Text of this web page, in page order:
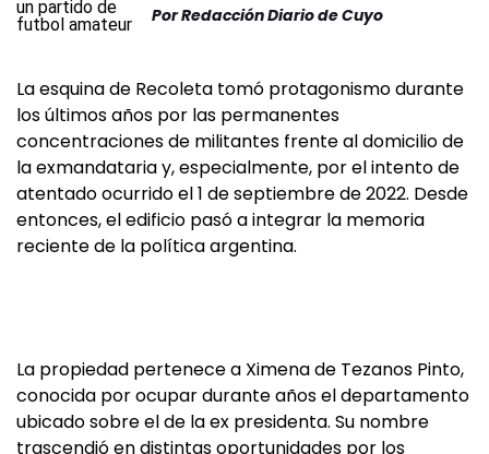
PorRedacción Diario de Cuyo
La esquina de Recoleta tomó protagonismo durante
los últimos años por las permanentes
concentraciones de militantes frente al domicilio de
la exmandataria y, especialmente, por el intento de
atentado ocurrido el 1 de septiembre de 2022. Desde
entonces, el edificio pasó a integrar la memoria
reciente de la política argentina.
La propiedad pertenece a Ximena de Tezanos Pinto,
conocida por ocupar durante años el departamento
ubicado sobre el de la ex presidenta. Su nombre
trascendió en distintas oportunidades por los